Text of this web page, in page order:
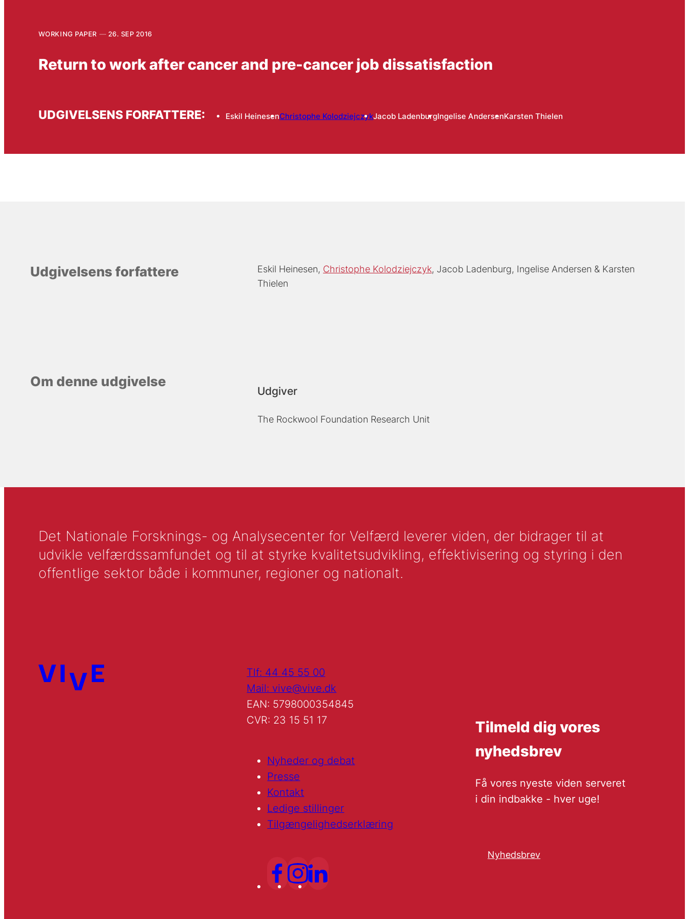
WORKING PAPER 26. SEP 2016
Return to work after cancer and pre-cancer job dissatisfaction
UDGIVELSENS FORFATTERE: Eskil HeinesenChristophe KolodziejczykJacob LadenburgIngelise AndersenKarsten Thielen
Udgivelsens forfattere Eskil Heinesen Christophe Kolodziejczyk Jacob Ladenburg Ingelise Andersen
Karsten
Thielen
Om denne udgivelse
Udgiver
The Rockwool Foundation Research Unit
Det Nationale Forsknings- og Analysecenter for Velfærd leverer viden, der bidrager til at
udvikle velfærdssamfundet og til at styrke kvalitetsudvikling, effektivisering og styring i den
offentlige sektor både i kommuner, regioner og nationalt.
Tlf: 44 45 55 00
Mail: vive@vive.dk
EAN: 5798000354845
CVR: 23 15 51 17
Nyheder og debat
Presse
Kontakt
Ledige stillinger
Tilgængelighedserklæring
Tilmeld dig vores
nyhedsbrev
Få vores nyeste viden serveret
i din indbakke - hver uge!
Nyhedsbrev